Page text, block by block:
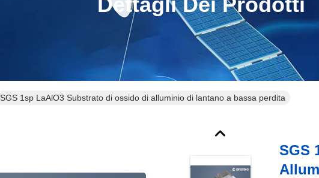
SGS 1sp LaAlO3 Substrato di ossido di alluminio di lantano a bassa perdita
SGS